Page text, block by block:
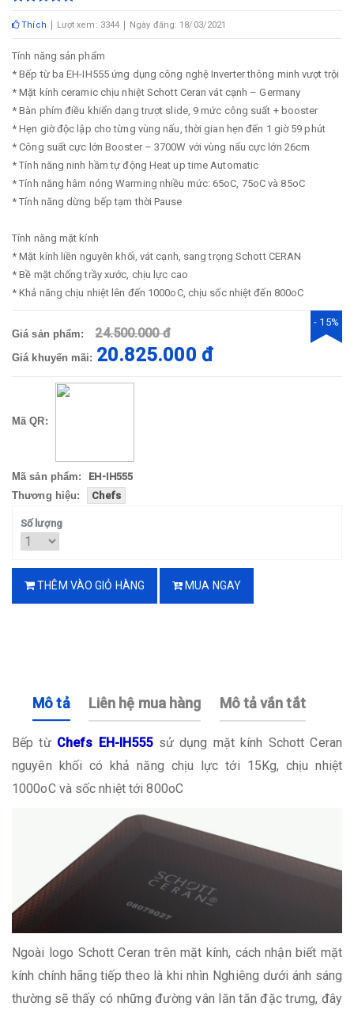
Thích Lượt xem: 3344 Ngày đăng: 18/03/2021
Tính năng sản phẩm
* Bếp từ ba EH-IH555 ứng dụng công nghệ Inverter thông minh vượt trội
* Mặt kính ceramic chịu nhiệt Schott Ceran vát cạnh – Germany
* Bàn phím điều khiển dạng trượt slide, 9 mức công suất + booster
* Hẹn giờ độc lập cho từng vùng nấu, thời gian hẹn đến 1 giờ 59 phút
* Công suất cực lớn Booster – 3700W với vùng nấu cực lớn 26cm
* Tính năng ninh hầm tự động Heat up time Automatic
* Tính năng hâm nóng Warming nhiều mức: 65oC, 75oC và 85oC
* Tính năng dừng bếp tạm thời Pause
Tính năng mặt kính
* Mặt kính liền nguyên khối, vát cạnh, sang trọng Schott CERAN
* Bề mặt chống trầy xước, chịu lực cao
* Khả năng chịu nhiệt lên đến 1000oC, chịu sốc nhiệt đến 800oC
Giá sản phẩm: 24.500.000 đ
Giá khuyến mãi: 20.825.000 đ
- 15%
Mã QR:
Mã sản phẩm:
EH-IH555
Thương hiệu:
Chefs
Số lượng
THÊM VÀO GIỎ HÀNG MUA NGAY
Mô tả Liên hệ mua hàng Mô tả vắn tắt
Bếp từ Chefs EH-IH555 sử dụng mặt kính Schott Ceran
nguyên khối có khả năng chịu lực tới 15Kg, chịu nhiệt
1000oC và sốc nhiệt tới 800oC
Ngoài logo Schott Ceran trên mặt kính, cách nhận biết mặt
kính chính hãng tiếp theo là khi nhìn Nghiêng dưới ánh sáng
thường sẽ thấy có những đường vân lăn tăn đặc trưng, đây